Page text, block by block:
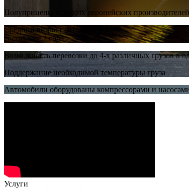
Полуприцепы ведущих европейских производителей
Средний возраст автомобилей
составляет 3 года
Возможность перевозки до 4-х различных грузов в
Поддержание необходимой температуры груза
Автомобили оборудованы компрессорами и
Услуги